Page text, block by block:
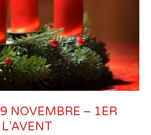
NOVEMBRE – 1ER